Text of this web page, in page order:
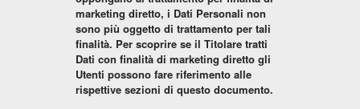
marketing diretto, i Dati Personali non
sono più oggetto di trattamento per tali
finalità. Per scoprire se il Titolare tratti
Dati con finalità di marketing diretto gli
Utenti possono fare riferimento alle
rispettive sezioni di questo documento.